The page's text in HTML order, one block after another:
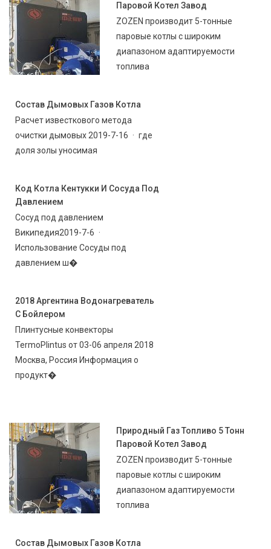
Паровой Котел Завод
ZOZEN производит 5-тонные
паровые котлы с широким
диапазоном адаптируемости
топлива
Состав Дымовых Газов Котла
Расчет известкового метода
очистки дымовых 2019-7-16 · где
доля золы уносимая
Код Котла Кентукки И Сосуда Под
Давлением
Сосуд под давлением
Википедия2019-7-6 ·
Использование Сосуды под
давлением ш�
2018 Аргентина Водонагреватель
С Бойлером
Плинтусные конвекторы
TermoPlintus от 03-06 апреля 2018
Москва, Россия Информация о
продукт�
Природный Газ Топливо 5 Тонн
Паровой Котел Завод
ZOZEN производит 5-тонные
паровые котлы с широким
диапазоном адаптируемости
топлива
Состав Дымовых Газов Котла